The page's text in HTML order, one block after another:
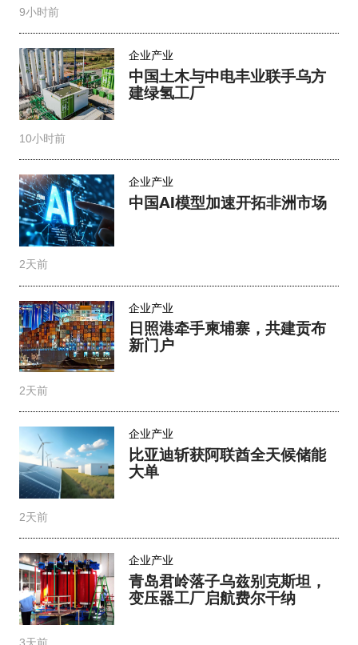
9小时前
企业产业
中国土木与中电丰业联手乌方
建绿氢工厂
10小时前
企业产业
中国AI模型加速开拓非洲市场
2天前
企业产业
日照港牵手柬埔寨，共建贡布
新门户
2天前
企业产业
比亚迪斩获阿联酋全天候储能
大单
2天前
企业产业
青岛君岭落子乌兹别克斯坦，
变压器工厂启航费尔干纳